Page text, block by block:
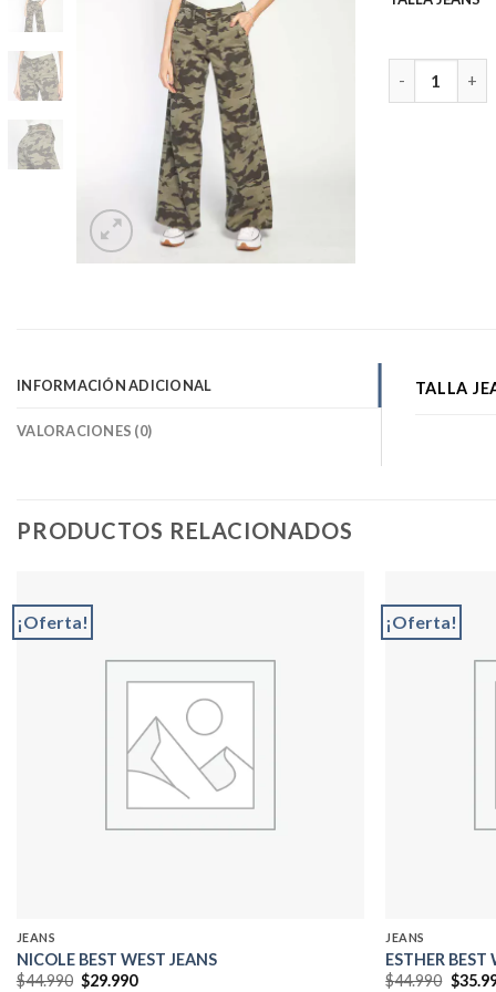
INFORMACIÓN ADICIONAL
VALORACIONES (0)
TALLA
PRODUCTOS RELACIONADOS
¡Oferta!
JEANS
NICOLE BEST WEST JEANS
$44.990 El
$29.990El
¡Oferta!
JEANS
ESTHER BEST
$44.990 El
$